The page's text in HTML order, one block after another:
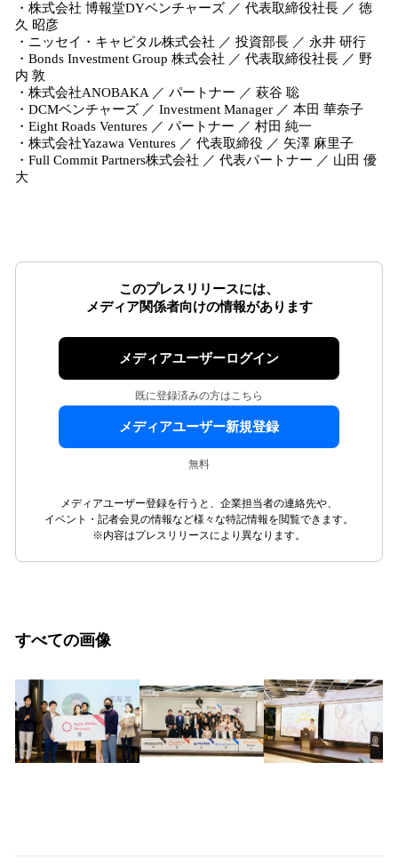
・株式会社 博報堂DYベンチャーズ ／ 代表取締役社長 ／ 徳
久 昭彦
・ニッセイ・キャピタル株式会社 ／ 投資部長 ／ 永井 研行
・Bonds Investment Group 株式会社 ／ 代表取締役社長 ／ 野
内 敦
・株式会社ANOBAKA ／ パートナー ／ 萩谷 聡
・DCMベンチャーズ ／ Investment Manager ／ 本田 華奈子
・Eight Roads Ventures ／ パートナー ／ 村田 純一
・株式会社Yazawa Ventures ／ 代表取締役 ／ 矢澤 麻里子
・Full Commit Partners株式会社 ／ 代表パートナー ／ 山田 優
大
このプレスリリースには、
メディア関係者向けの情報があります
メディアユーザーログイン
既に登録済みの方はこちら
メディアユーザー新規登録
無料
メディアユーザー登録を行うと、企業担当者の連絡先や、
イベント・記者会見の情報など様々な特記情報を閲覧できます。
※内容はプレスリリースにより異なります。
すべての画像